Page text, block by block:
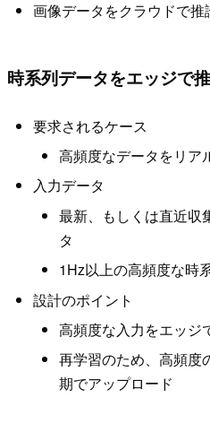
画像データをクラウドで推
時系列データをエッジで
要求されるケース
高頻度なデータをリア
入力データ
最新、もしくは直近収
タ
1Hz以上の高頻度な時
設計のポイント
高頻度な入力をエッジ
再学習のため、高頻度
期でアップロード